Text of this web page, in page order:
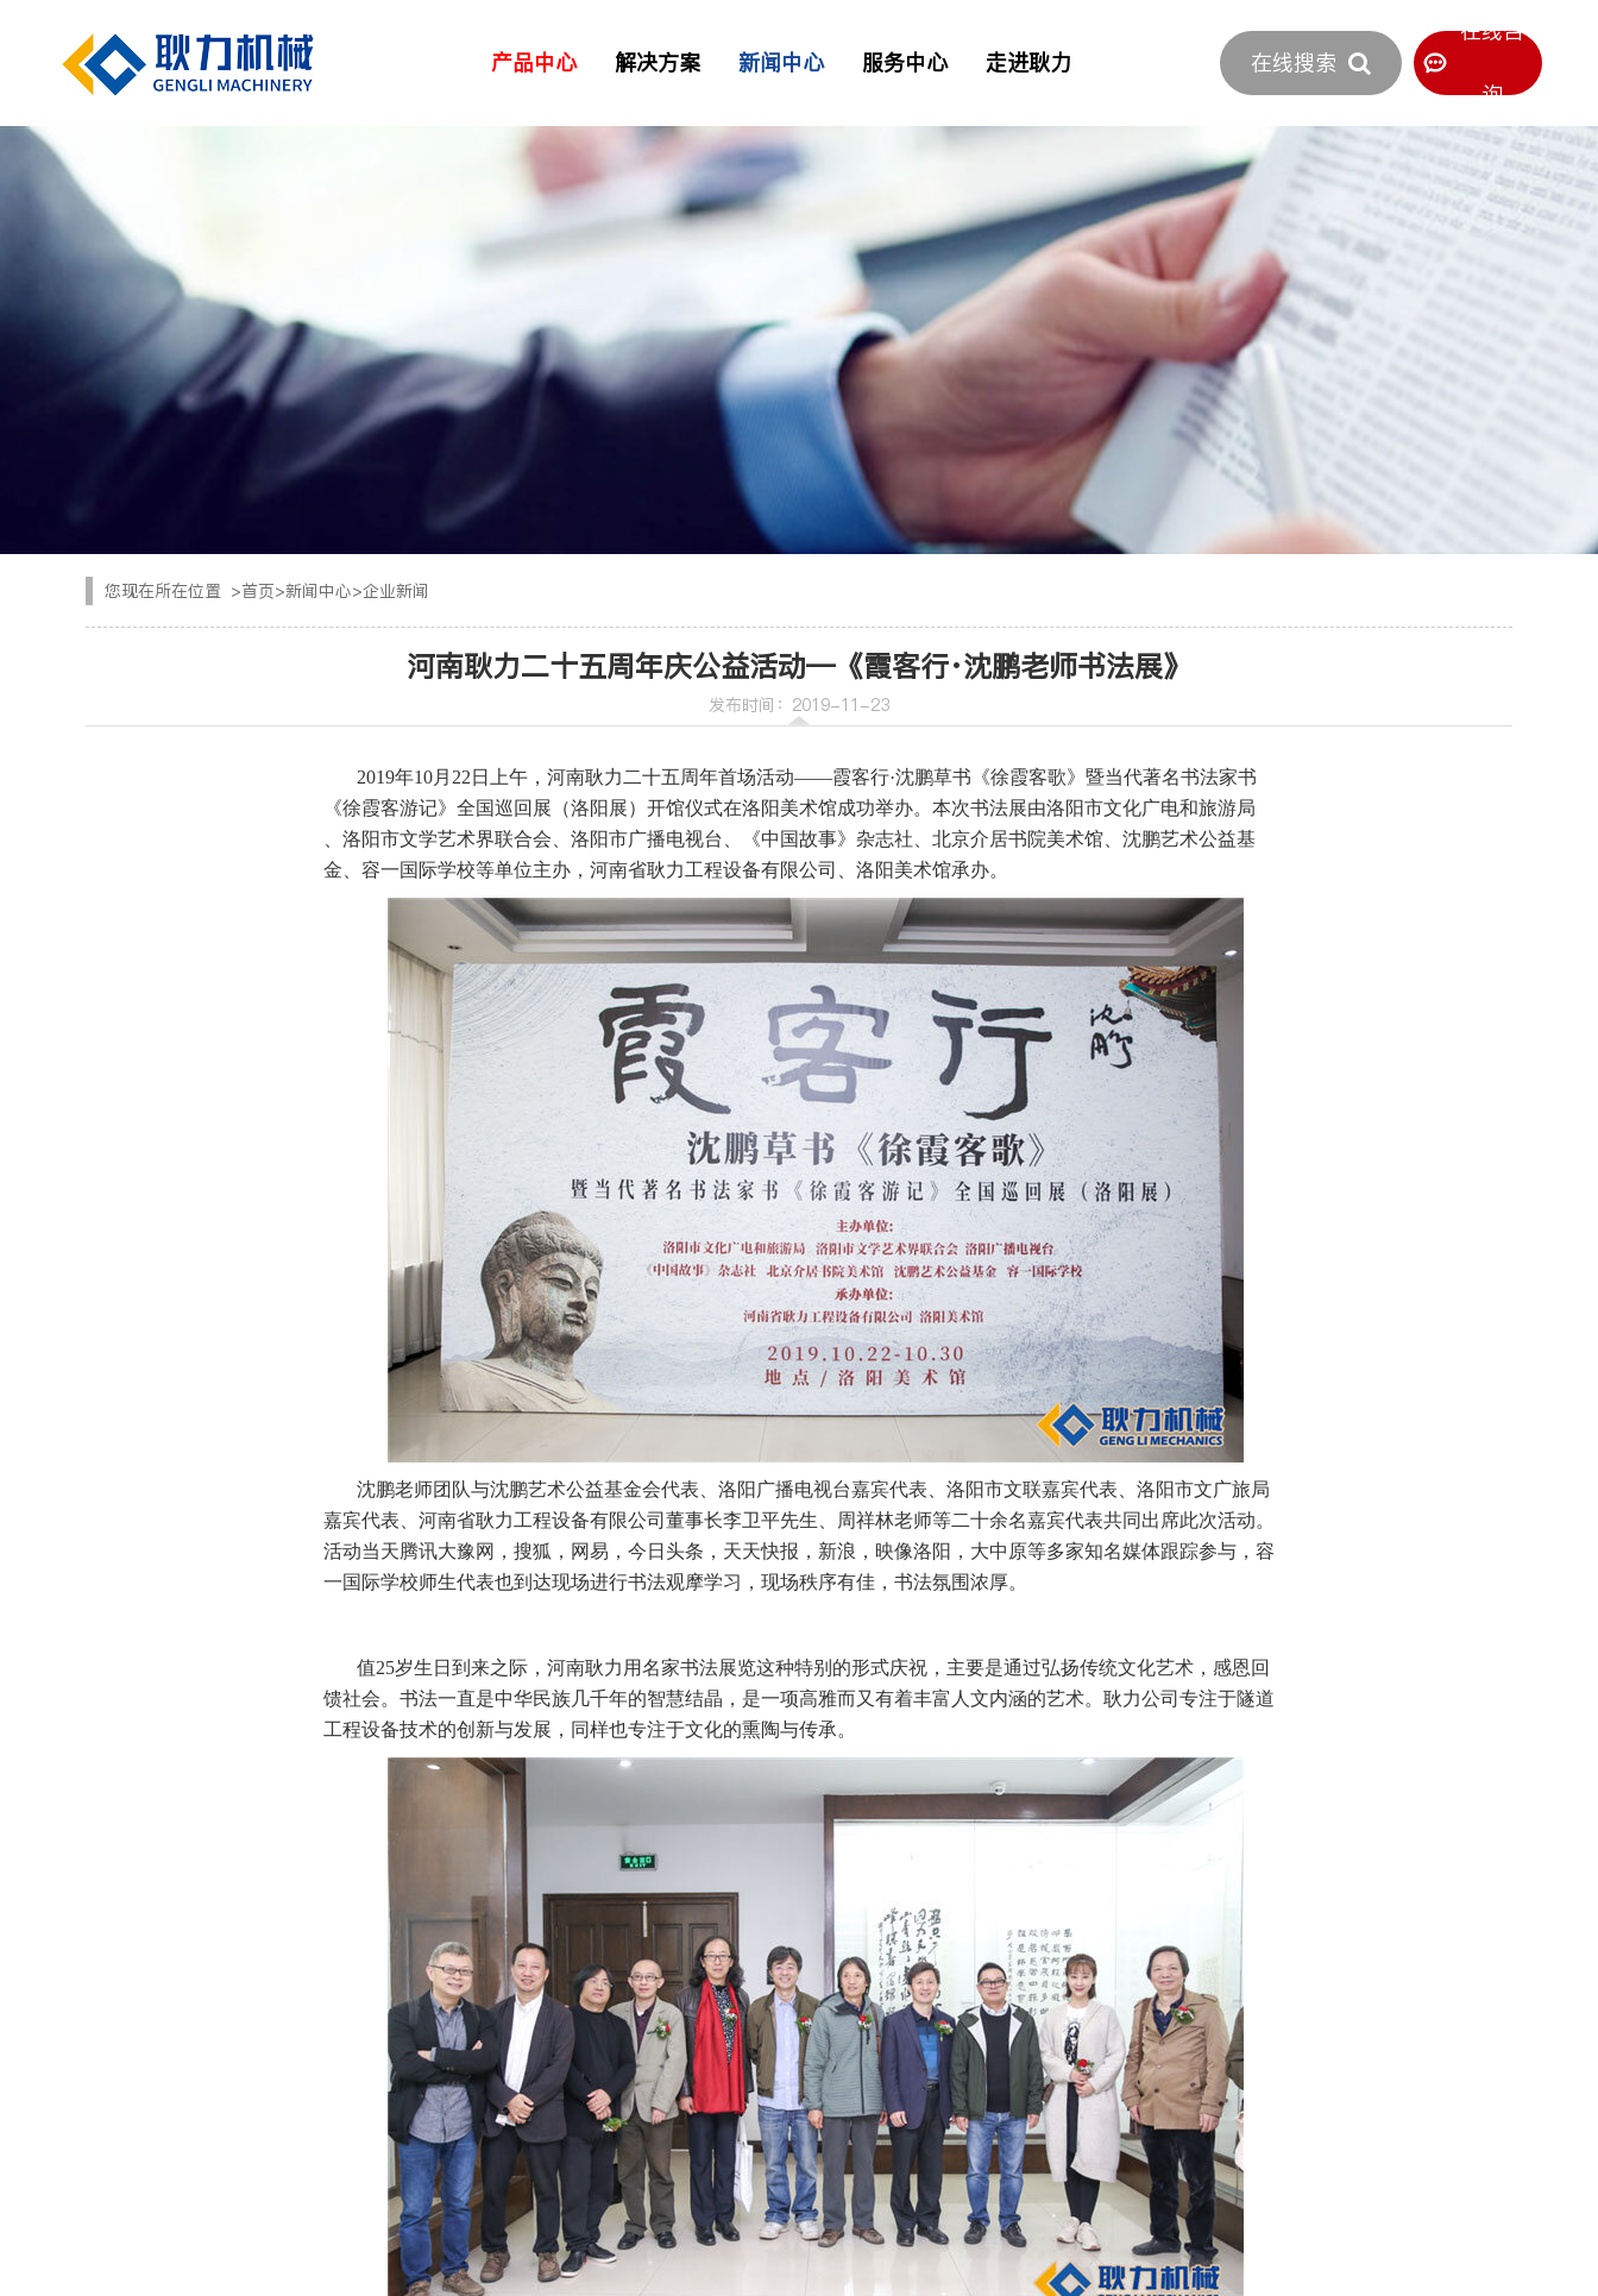
产品中心
产品设备 二衬台车 正品配件
矿用设备 UPS-20JTB混凝土喷射车
UPS-15JT矿用混凝土喷射车
SPB9-T 湿式混凝土喷射机
CYTJ76矿用掘进台车
GKF-60W矿用辅助喷射机械手
JSY-150矿用搅拌机
SPB8湿式混凝土喷射机
查看更多
湿喷设备
注浆设备
400-886-0516
解决方案
> 路桥
> 隧道
> 地下管廊
新闻中心
> 企业新闻
> 行业资讯
> 专题报道
服务中心
> 服务网络
> 常见问题
> 客户培训
> 我要报修
走进耿力
> 荣誉资质
> 工业园区
> 联系我们
在线搜索
在线咨
询
您现在所在位置 >首页>新闻中心>企业新闻
河南耿力二十五周年庆公益活动—《霞客行·沈鹏老师书法展》
发布时间：2019-11-23
2019年10月22日上午，河南耿力二十五周年首场活动——霞客行·沈鹏草书《徐霞客歌》暨当代著名书法家书
《徐霞客游记》全国巡回展（洛阳展）开馆仪式在洛阳美术馆成功举办。本次书法展由洛阳市文化广电和旅游局
、洛阳市文学艺术界联合会、洛阳市广播电视台、《中国故事》杂志社、北京介居书院美术馆、沈鹏艺术公益基
金、容一国际学校等单位主办，河南省耿力工程设备有限公司、洛阳美术馆承办。
沈鹏老师团队与沈鹏艺术公益基金会代表、洛阳广播电视台嘉宾代表、洛阳市文联嘉宾代表、洛阳市文广旅局
嘉宾代表、河南省耿力工程设备有限公司董事长李卫平先生、周祥林老师等二十余名嘉宾代表共同出席此次活动。
活动当天腾讯大豫网，搜狐，网易，今日头条，天天快报，新浪，映像洛阳，大中原等多家知名媒体跟踪参与，容
一国际学校师生代表也到达现场进行书法观摩学习，现场秩序有佳，书法氛围浓厚。
值25岁生日到来之际，河南耿力用名家书法展览这种特别的形式庆祝，主要是通过弘扬传统文化艺术，感恩回
馈社会。书法一直是中华民族几千年的智慧结晶，是一项高雅而又有着丰富人文内涵的艺术。耿力公司专注于隧道
工程设备技术的创新与发展，同样也专注于文化的熏陶与传承。